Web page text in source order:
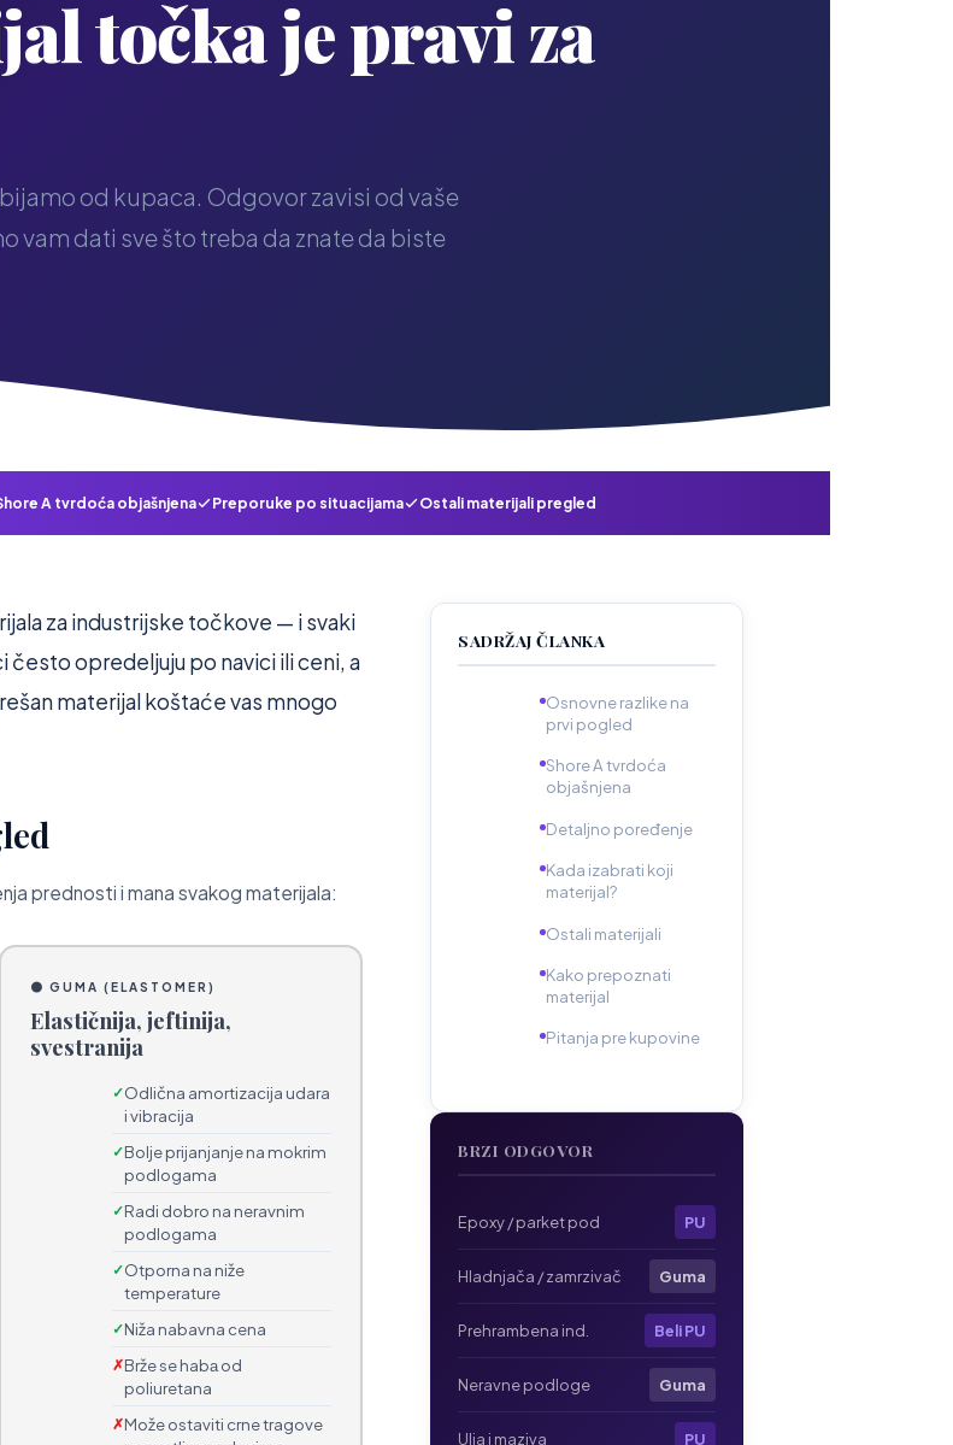
točka je pravi za
od kupaca. Odgovor zavisi od vaše
vam dati sve što treba da znate da biste
A tvrdoća objašnjena Preporuke po situacijama Ostali materijali pregled
za industrijske točkove — i svaki
često opredeljuju po navici ili ceni, a
materijal koštaće vas mnogo
prednosti i mana svakog materijala:
⚫ GUMA (ELASTOMER)
Elastičnija, jeftinija,
svestranija
Odlična amortizacija udara
i vibracija
Bolje prijanjanje na mokrim
podlogama
Radi dobro na neravnim
podlogama
Otporna na niže
temperature
Niža nabavna cena
Brže se habа od
poliuretana
Može ostaviti crne tragove
SADRŽAJ ČLANKA
Osnovne razlike na
prvi pogled
Shore A tvrdoća
objašnjena
Detaljno poređenje
Kada izabrati koji
materijal?
Ostali materijali
Kako prepoznati
materijal
Pitanja pre kupovine
BRZI ODGOVOR
Epoxy / parket pod PU
Hladnjača / zamrzivač Guma
Prehrambena ind. Beli PU
Neravne podloge Guma
Ulja i maziva PU